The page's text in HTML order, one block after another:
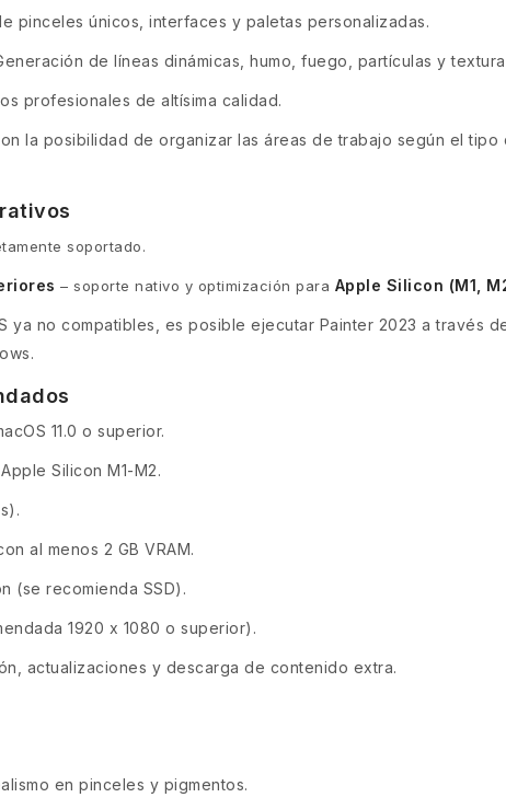
pinceles únicos, interfaces y paletas personalizadas.
de líneas dinámicas, humo, fuego, partículas y
profesionales de altísima calidad.
la posibilidad de organizar las áreas de trabajo según el
soportado.
– soporte nativo y optimización para Apple Silicon (M1,
ya no compatibles, es posible ejecutar Painter 2023 a través
11.0 o superior.
Silicon M1-M2.
al menos 2 GB VRAM.
(se recomienda SSD).
1920 x 1080 o superior).
actualizaciones y descarga de contenido extra.
en pinceles y pigmentos.